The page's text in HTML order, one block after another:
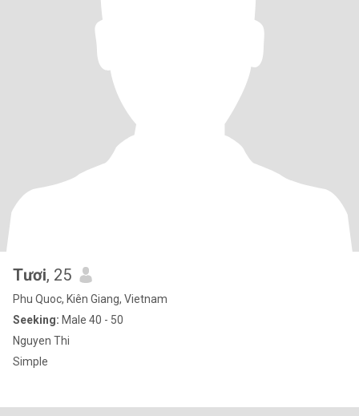
Tươi, 25
Phu Quoc, Kiên Giang, Vietnam
Seeking: Male 40 - 50
Nguyen Thi
Simple​